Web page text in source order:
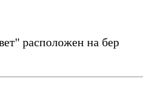
расположен на бер